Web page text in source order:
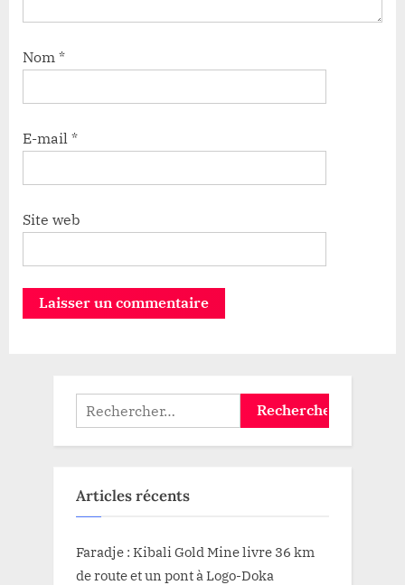
Nom *
E-mail *
Site web
Rechercher :
Articles récents
Faradje : Kibali Gold Mine livre 36 km
de route et un pont à Logo-Doka